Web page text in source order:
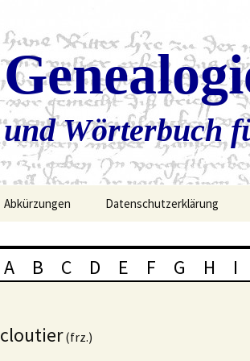
und Wörterbuch
Abkürzungen Datenschutzerklärung
A B C D E F G H I
cloutier(frz.)